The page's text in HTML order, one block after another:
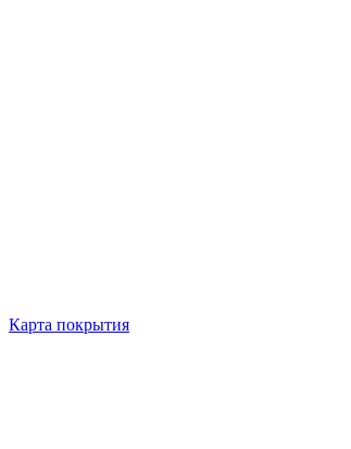
Карта покрытия